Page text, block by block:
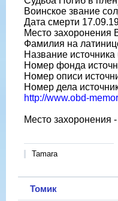
Воинское звание
Дата смерти
Место захоронения
Фамилия на
Название
Номер фонда
Номер описи
Номер дела
http://www.obd-
Место захоронения
Tamara
Томик